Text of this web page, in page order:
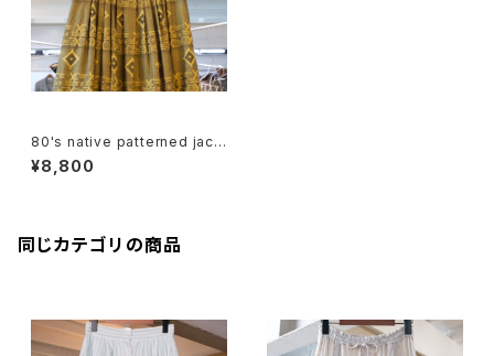
80's native patterned jacq
uard Skirt
¥8,800
同じカテゴリの商品